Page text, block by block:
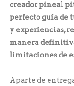
creador pineal
perfecto guía de
y experiencias,
manera
limitaciones de
Aparte de